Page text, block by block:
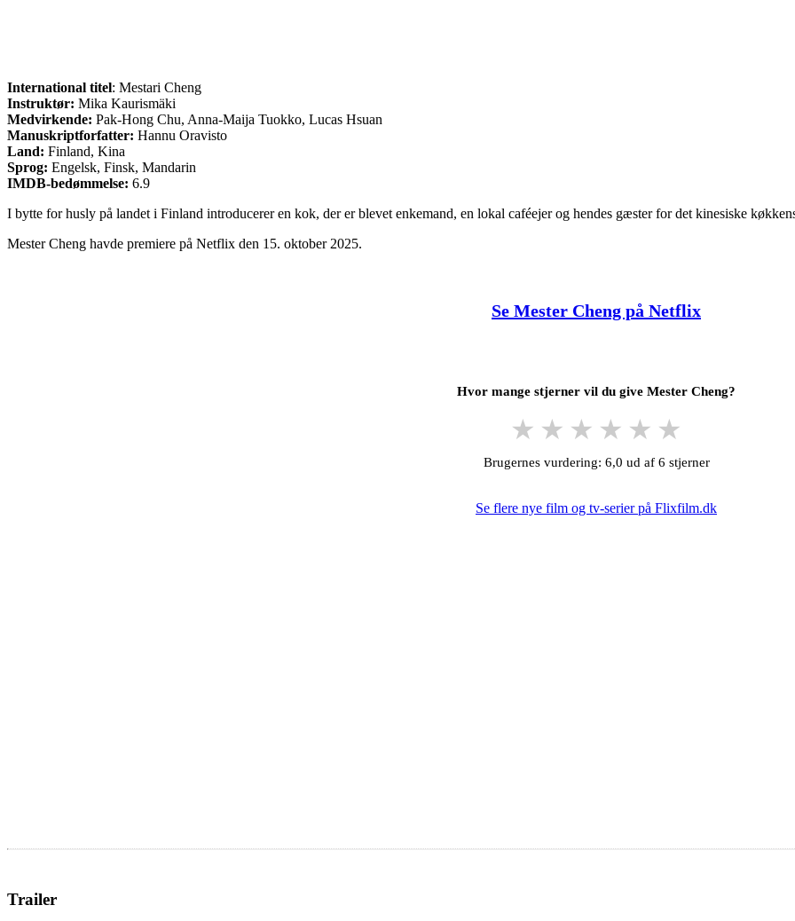
International titel: Mestari Cheng
Instruktør: Mika Kaurismäki
Medvirkende: Pak-Hong Chu, Anna-Maija Tuokko, Lucas Hsuan
Manuskriptforfatter: Hannu Oravisto
Land: Finland, Kina
Sprog: Engelsk, Finsk, Mandarin
IMDB-bedømmelse: 6.9
I bytte for husly på landet i Finland introducerer en kok, der er blevet enkemand, en lokal caféejer og hendes gæster for det kinesiske
Mester Cheng havde premiere på Netflix den 15. oktober 2025.
Se Mester Cheng på Netflix
Hvor mange stjerner vil du give Mester Cheng?
★ ★ ★ ★ ★ ★
Brugernes vurdering: 6,0 ud af 6 stjerner
Se flere nye film og tv-serier på Flixfilm.dk
Trailer